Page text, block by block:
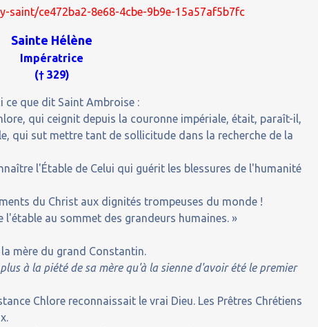
saint/ce472ba2-8e68-4cbe-9b9e-15a57af5b7fc
Sainte Hélène
Impératrice
(† 329)
ce que dit Saint Ambroise :
qui ceignit depuis la couronne impériale, était, paraît-il,
qui sut mettre tant de sollicitude dans la recherche de la
l'Étable de Celui qui guérit les blessures de l'humanité
du Christ aux dignités trompeuses du monde !
au sommet des grandeurs humaines. »
mère du grand Constantin.
à la piété de sa mère qu'à la sienne d'avoir été le premier
Chlore reconnaissait le vrai Dieu. Les Prêtres Chrétiens